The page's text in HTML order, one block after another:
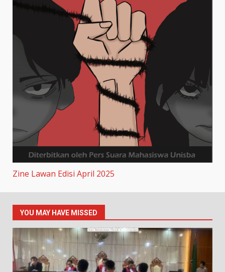
Zine Lawan Edisi April 2025
YOU MAY HAVE MISSED